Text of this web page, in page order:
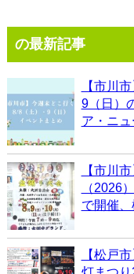
の最新記事
【市川
9（日）
ア・ニ
【市川
（2026
で開催
【松戸